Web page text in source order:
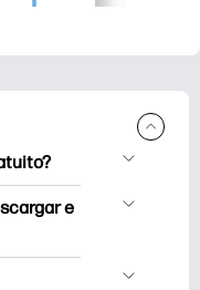
e
de
e
una